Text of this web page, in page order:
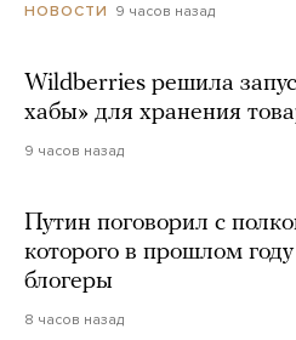
НОВОСТИ 9 часов назад
Wildberries решила
хабы» для хранения
9 часов назад
Путин поговорил с
которого в прошлом
блогеры
8 часов назад